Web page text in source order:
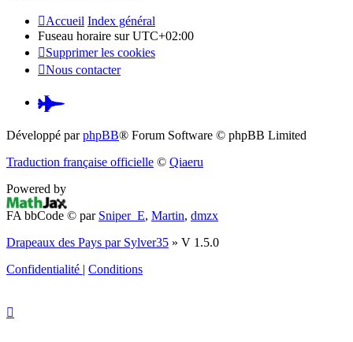
Accueil Index général
Fuseau horaire surUTC+02:00
Supprimer les cookies
Nous contacter
Pardus.at
(S’ouvre
nouvel
Développé parphpBB® Forum Software © phpBB Limited
Traduction française officielle © Qiaeru
Powered by
FA bbCode © par Sniper_E, Martin, dmzx
Drapeaux des Pays par Sylver35 » V 1.5.0
Confidentialité | Conditions